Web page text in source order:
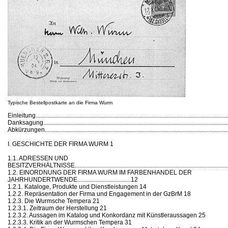
Typische Bestellpostkarte an die Firma Wurm
I. GESCHICHTE DER FIRMA WURM 1
1.1. ADRESSEN UND
1.2. EINORDNUNG DER FIRMA WURM IM FARBENHANDEL DER
JAHRHUNDERTWENDE...................................12
1.2.1. Kataloge, Produkte und Dienstleistungen 14
1.2.2. Repräsentation der Firma und Engagement in der GzBrM 18
1.2.3. Die Wurmsche Tempera 21
1.2.3.1. Zeitraum der Herstellung 21
1.2.3.2. Aussagen im Katalog und Konkordanz mit Künstleraussagen 25
1.2.3.3. Kritik an der Wurmschen Tempera 31